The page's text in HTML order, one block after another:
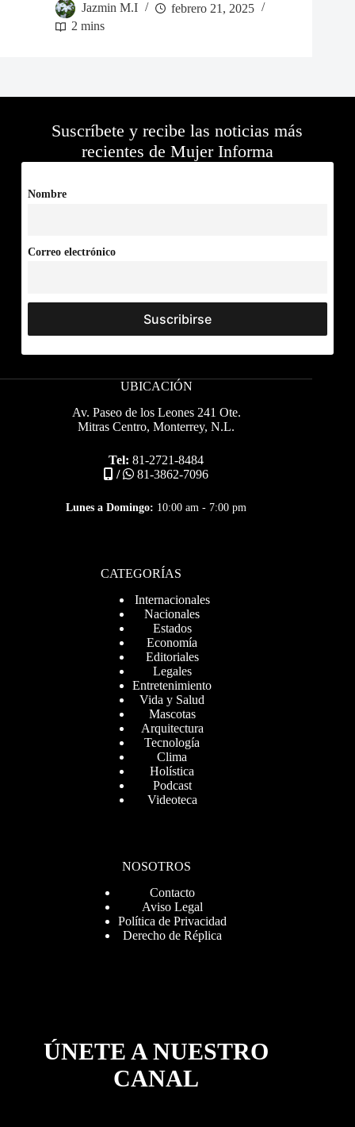
Jazmin M.I
febrero 21, 2025
2 mins
Suscríbete y recibe las noticias más
recientes de Mujer Informa
Nombre
Correo electrónico
UBICACIÓN
Av. Paseo de los Leones 241 Ote.
Mitras Centro, Monterrey, N.L.
Tel: 81-2721-8484
/
81-3862-7096
Lunes a Domingo: 10:00 am - 7:00 pm
CATEGORÍAS
Internacionales
Nacionales
Estados
Economía
Editoriales
Legales
Entretenimiento
Vida y Salud
Mascotas
Arquitectura
Tecnología
Clima
Holística
Podcast
Videoteca
NOSOTROS
Contacto
Aviso Legal
Política de Privacidad
Derecho de Réplica
ÚNETE A NUESTRO
CANAL